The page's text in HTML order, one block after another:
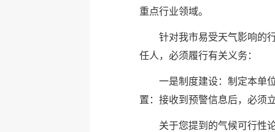
重点行业领域。
针对我市易受天气影响的
任人，必须履行有关义务：
一是制度建设：制定本单
置：接收到预警信息后，必须
关于您提到的气候可行性